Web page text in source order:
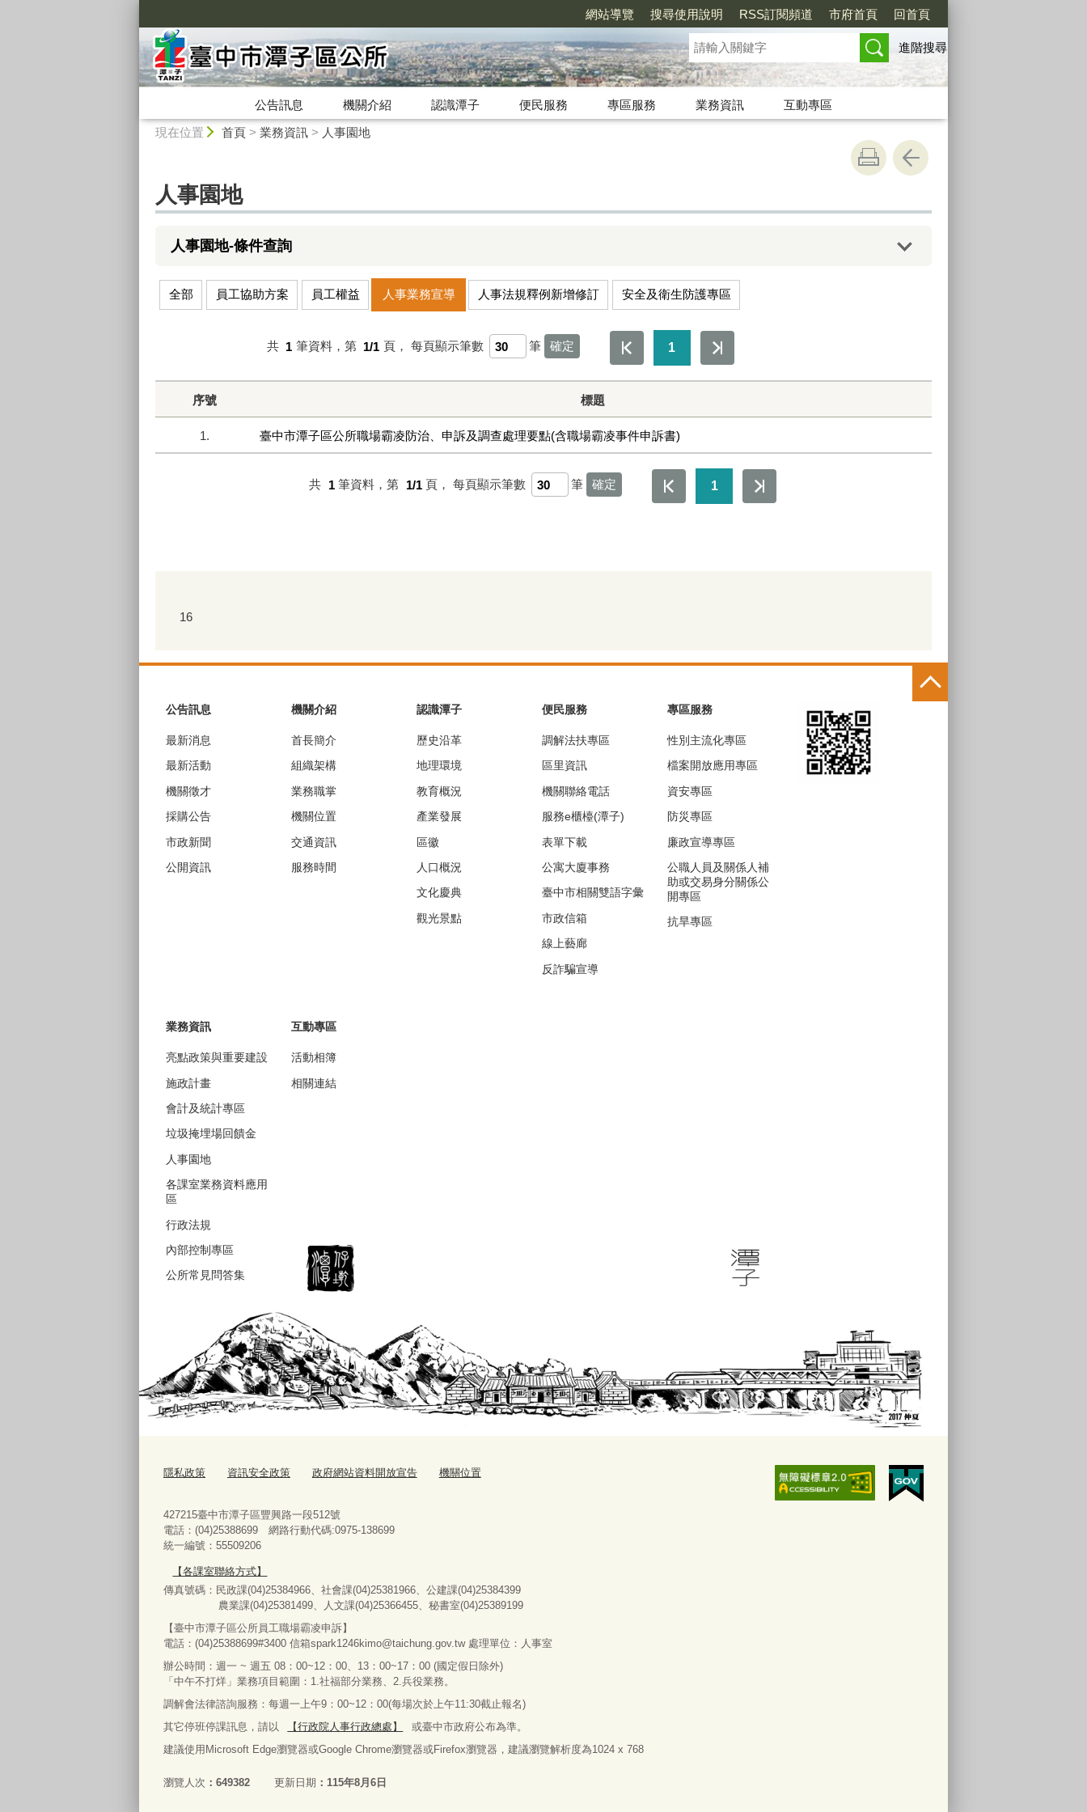
網站導覽 搜尋使用說明 RSS訂閱頻道 市府首頁 回首頁
進階搜尋
公告訊息 機關介紹 認識潭子 便民服務 專區服務 業務資訊
互動專區
現在位置 首頁> 業務資訊> 人事園地
人事園地
人事園地-條件查詢
全部 員工協助方案 員工權益 人事業務宣導 人事法規釋例新增修訂 安全及衛生防護專區
共 1 筆資料，第 1/1 頁， 每頁顯示筆數 筆 1
序號 標題
1. 臺中市潭子區公所職場霸凌防治、申訴及調查處理要點(含職場霸凌事件申訴書)
共 1 筆資料，第 1/1 頁， 每頁顯示筆數 筆 1
16
公告訊息
最新消息
最新活動
機關徵才
採購公告
市政新聞
公開資訊
機關介紹
首長簡介
組織架構
業務職掌
機關位置
交通資訊
服務時間
認識潭子
歷史沿革
地理環境
教育概況
產業發展
區徽
人口概況
文化慶典
觀光景點
便民服務
調解法扶專區
區里資訊
機關聯絡電話
服務e櫃檯(潭子)
表單下載
公寓大廈事務
臺中市相關雙語字彙
市政信箱
線上藝廊
反詐騙宣導
專區服務
性別主流化專區
檔案開放應用專區
資安專區
防災專區
廉政宣導專區
公職人員及關係人補
助或交易身分關係公
開專區
抗旱專區
業務資訊
亮點政策與重要建設
施政計畫
會計及統計專區
垃圾掩埋場回饋金
人事園地
各課室業務資料應用
區
行政法規
內部控制專區
公所常見問答集
互動專區
活動相簿
相關連結
隱私政策 資訊安全政策 政府網站資料開放宣告 機關位置
427215臺中市潭子區豐興路一段512號
電話：(04)25388699 網路行動代碼:0975-138699
統一編號：55509206
【各課室聯絡方式】
傳真號碼：民政課(04)25384966、社會課(04)25381966、公建課(04)25384399
農業課(04)25381499、人文課(04)25366455、秘書室(04)25389199
【臺中市潭子區公所員工職場霸凌申訴】
電話：(04)25388699#3400 信箱spark1246kimo@taichung.gov.tw 處理單位：人事室
辦公時間：週一 ~ 週五 08：00~12：00、13：00~17：00 (國定假日除外)
「中午不打烊」業務項目範圍：1.社福部分業務
2.兵役業務。
調解會法律諮詢服務：每週一上午9：00~12：00(每場次於上午11:30截止報名)
其它停班停課訊息，請以
【行政院人事行政總處】
或臺中市政府公布為準。
建議使用Microsoft Edge瀏覽器或Google Chrome瀏覽器或Firefox瀏覽器，建議瀏覽解析度為1024 x 768
瀏覽人次 649382 更新日期 115年8月6日